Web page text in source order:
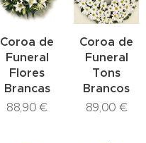
Coroa de
Funeral
Flores
Brancas
88,90 €
Coroa de
Funeral
Tons
Brancos
89,00 €